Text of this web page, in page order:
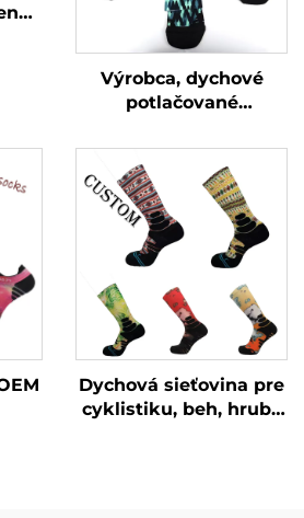
Výrobca, dychové
potlačované
mužské športové
ponožky na mieru
Dychová sieťovina pre
cyklistiku, beh, hrubé